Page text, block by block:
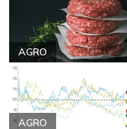
07/25/2026
07/25/2026
07/25/2026
Harina de
AGRO
AGRO